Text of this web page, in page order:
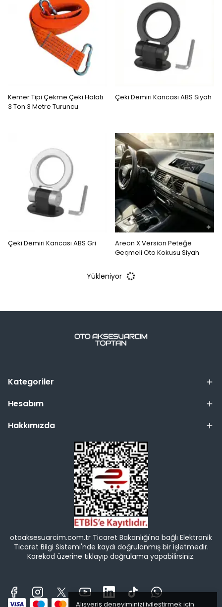
Alışveriş deneyiminizi iyileştirmek için
Kemer Tipi Çekme Çeki Halatı
3 Ton 3 Metre Turuncu
Çeki Demiri Kancası ABS Siyah
Çeki Demiri Kancası ABS Gri
Areon X Version Peteğe
Geçmeli Oto Kokusu Siyah
Yükleniyor
Kategoriler
Hesabım
Hakkımızda
otoaksesuarcim.com.tr Ticaret Bakanlığı'na bağlı Elektronik
Ticaret Bilgi Sistemi'nde kaydı doğrulanmış bir işletmedir.
Karekod üzerine tıklayıp doğrulama yapabilirsiniz.